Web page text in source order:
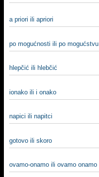
a priori ili apriori
po mogućnosti ili po mogućstvu
hlepčić ili hlebčić
ionako ili i onako
napici ili napitci
gotovo ili skoro
ovamo-onamo ili ovamo onamo